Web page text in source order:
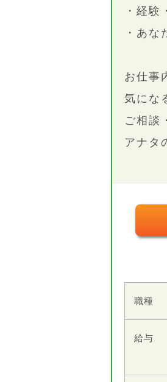
・経験
・あな
お仕事
気にな
ご相談
アナタ
職種
給与